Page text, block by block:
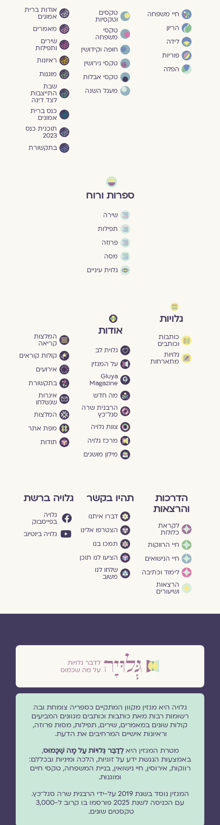
חיי משפחה
הריון
לידה
פוריות
הפלה
טקסים
וטקסיות
טקסי
משפחה
חופה וקידושין
טקסי גירושין
טקסי אבלות
מעגל השנה
אודות ברית
אמונים
מאמרים
שירים
ותפילות
ראיונות
מוגנוּת
שבת
התייצבות
לצד דינה
כנס ברית
אמונים
תוכנית כנס
2023
בתקשורת
ספרות ורוח
שירה
תפילות
פרוזה
מסה
גלוית עיניים
גלויות
כותבות
וכותבים
גלויות
מתארחות
אודות
גלוית לב
על המגזין
Gluya
Magazine
מה חדש
הרבנית שרה
סגל־כץ
צוות גלויה
מרכז גלויה
מילון מושגים
המלצות
קריאה
קולות קוראים
אירועים
בתקשורת
איגרות
שנשלחו
המלצות
מפת אתר
תודות
הדרכות
והרצאות
לקראת
כלולות
חיי הרווקות
חיי הנישואים
לימוד וכתיבה
הרצאות
ושיעורים
תהיו בקשר
דברו איתנו
הצטרפו אלינו
תמכו בנו
הציעו לנו תוכן
שלחו לנו
משוב
גלויה ברשת
גלויה
בפייסבוק
גלויה ביוטיוב
גלויה היא מגזין מקוון המתקיים כספריה צומחת ובה
רשומות רבות מאת כותבות וכותבים מגוונים המביעים
קולות שונים במאמרים, שירים, תפילות, מסות פרוזה,
וראיונות אישיים המרחיבים את הדעת.
מטרת המגזין היאלְדַבֵּר גְּלוּיוֹת עַל מָה שֶׁכָּמוּס,
באמצעות הנגשת ידע על זוגיות, הלכה ומיניות ובכללם:
רווקות, אירוסין, חיי נישואין, בניית המשפחה, טקסי חיים
ומוגנוּת.
המגזין נוסד בשנת 2019 על-ידי הרבנית שרה סגל־כץ.
עם הכניסה לשנת 2025 פורסמו בו קרוב ל-3,000
טקסטים שונים.